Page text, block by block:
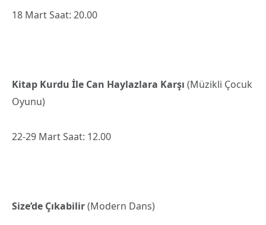
18 Mart Saat: 20.00
Kitap Kurdu İle Can Haylazlara Karşı (Müzikli Çocuk
Oyunu)
22-29 Mart Saat: 12.00
Size’de Çıkabilir(Modern Dans)